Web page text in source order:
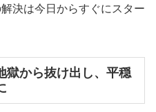
決は今日からすぐにスター
獄から抜け出し、平穏